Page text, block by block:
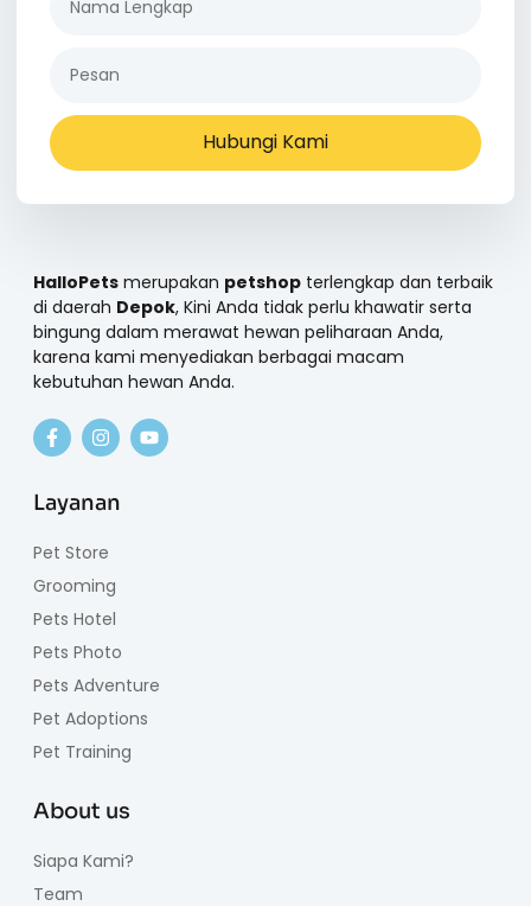
Hubungi Kami
HalloPets merupakan petshop terlengkap dan terbaik
di daerah Depok, Kini Anda tidak perlu khawatir serta
bingung dalam merawat hewan peliharaan Anda,
karena kami menyediakan berbagai macam
kebutuhan hewan Anda.
Layanan
Pet Store
Grooming
Pets Hotel
Pets Photo
Pets Adventure
Pet Adoptions
Pet Training
About us
Siapa Kami?
Team